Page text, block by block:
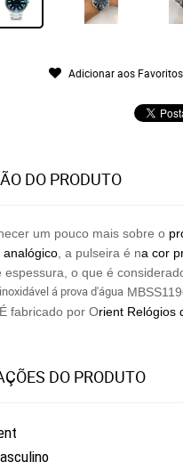
Adicionar aos Favoritos
DO PRODUTO
um pouco mais sobre o
analógico , a pulseira é na cor
espessura, o que é
á prova d'água
É fabricado por Orient Relógios
DO PRODUTO